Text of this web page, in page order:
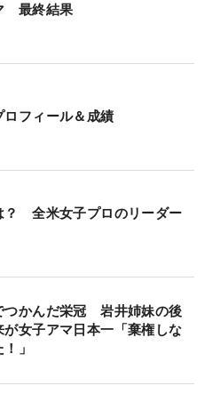
最終結果
フィール＆成績
？ 全米女子プロのリーダー
つかんだ栄冠 岩井姉妹の後
が女子アマ日本一「棄権しな
」